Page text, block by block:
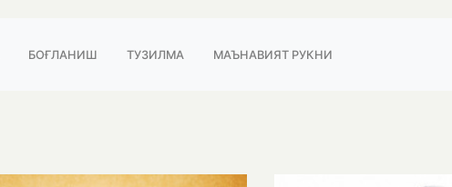
БОҒЛАНИШ ТУЗИЛМА МАЪНАВИЯТ РУКНИ